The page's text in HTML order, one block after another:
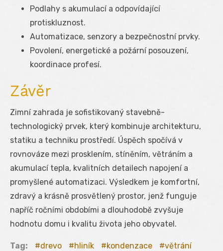
Podlahy s akumulací a odpovídající
protiskluznost.
Automatizace, senzory a bezpečnostní prvky.
Povolení, energetické a požární posouzení,
koordinace profesí.
Závěr
Zimní zahrada je sofistikovaný stavebně-
technologický prvek, který kombinuje architekturu,
statiku a techniku prostředí. Úspěch spočívá v
rovnováze mezi prosklením, stíněním, větráním a
akumulací tepla, kvalitních detailech napojení a
promyšlené automatizaci. Výsledkem je komfortní,
zdravý a krásně prosvětlený prostor, jenž funguje
napříč ročními obdobími a dlouhodobě zvyšuje
hodnotu domu i kvalitu života jeho obyvatel.
Tag: drevo hliník kondenzace
větrání